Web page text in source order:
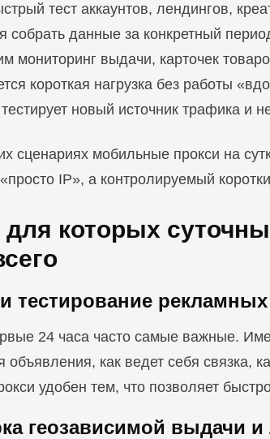
тест аккаунтов, лендингов,
собрать данные за конкретный
мониторинг выдачи, карточек
короткая нагрузка без работы
новый источник трафика и
сценариях мобильные прокси на
IP», а контролируемый
для которых
тестирование
24 часа часто самые важные.
объявления, как ведет себя связка,
удобен тем, что позволяет
геозависимой выдачи